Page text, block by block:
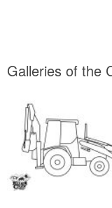
Galleries of the